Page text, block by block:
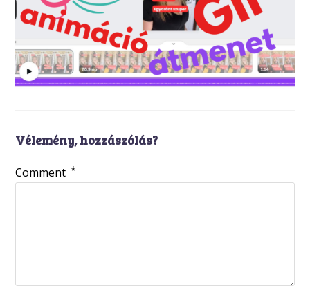
Vélemény, hozzászólás?
Comment *